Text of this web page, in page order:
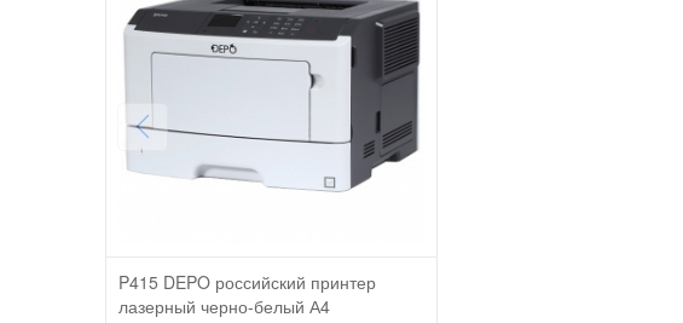
P415 DEPO российский принтер
лазерный черно-белый А4